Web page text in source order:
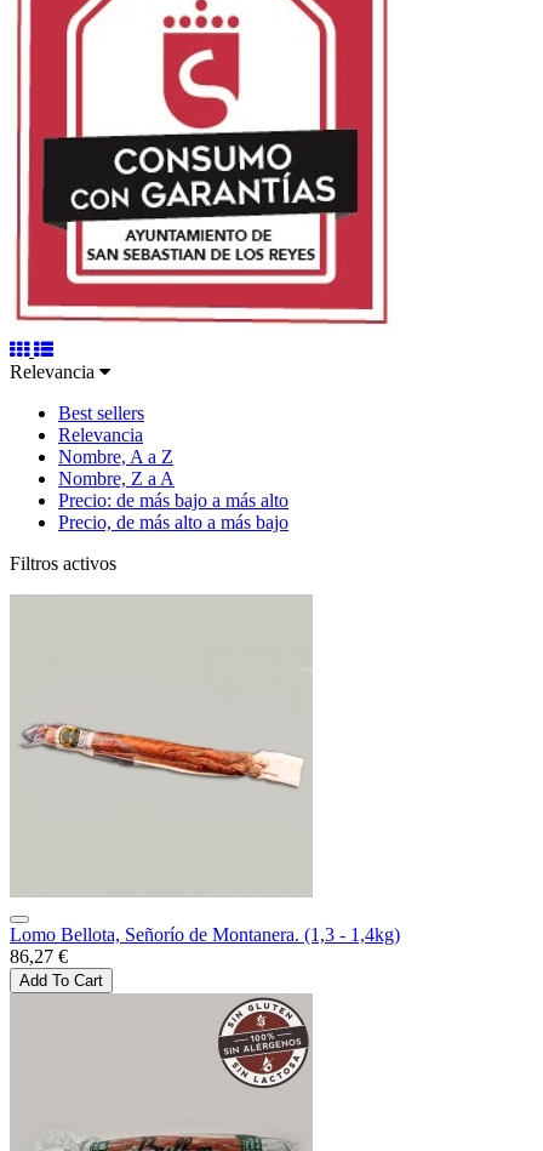
Relevancia
Best sellers
Relevancia
Nombre, A a Z
Nombre, Z a A
Precio: de más bajo a más alto
Precio, de más alto a más bajo
Filtros activos
Lomo Bellota, Señorío de Montanera. (1,3 - 1,4kg)
86,27 €
Add To Cart